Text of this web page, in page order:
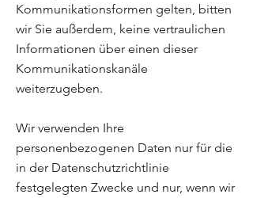
Kommunikationsformen gelten, bitten
wir Sie außerdem, keine vertraulichen
Informationen über einen dieser
Kommunikationskanäle
weiterzugeben.
Wir verwenden Ihre
personenbezogenen Daten nur für die
in der Datenschutzrichtlinie
festgelegten Zwecke und nur, wenn wir